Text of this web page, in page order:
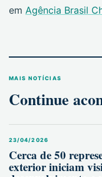
em Agência Brasil
MAIS NOTÍCIAS
Continue
23/04/2026
Cerca de 50
exterior iniciam